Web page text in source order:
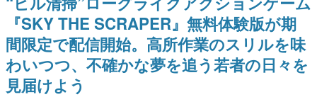
名作ゲームクリエイターの方々に製作時のエピソードをお
聞きし、ヒットする企画（ゲーム）とは何か？を探ってい
きます。
赫本
この物語を解いてはいけない。『赫本』は、〈試験問題〉
の形をした短編ホラー小説集です。
対応しSNSで話題に。『キング
ダム・カム』開発元やチェコの
プロ野球選手から称賛の声
ークやジオン公国軍のエンブレ
ム、型式番号などを配置
『SKY THE SCRAPER』無料体験版が期
間限定で配信開始。高所作業のスリルを味
わいつつ、不確かな夢を追う若者の日々を
見届けよう